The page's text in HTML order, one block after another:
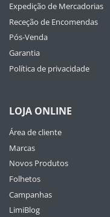
Expedição de Mercadorias
Receção de Encomendas
Pós-Venda
Garantia
Política de privacidade
LOJA ONLINE
Área de cliente
Marcas
Novos Produtos
Folhetos
Campanhas
LimiBlog